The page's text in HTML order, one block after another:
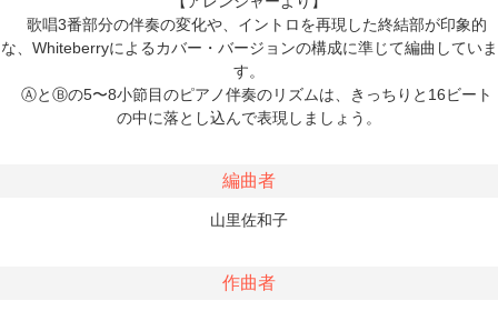
歌唱3番部分の伴奏の変化や、イントロを再現した終結部が印象的
な、Whiteberryによるカバー・バージョンの構成に準じて編曲していま
す。
ⒶとⒷの5〜8小節目のピアノ伴奏のリズムは、きっちりと16ビート
の中に落とし込んで表現しましょう。
編曲者
山里佐和子
作曲者